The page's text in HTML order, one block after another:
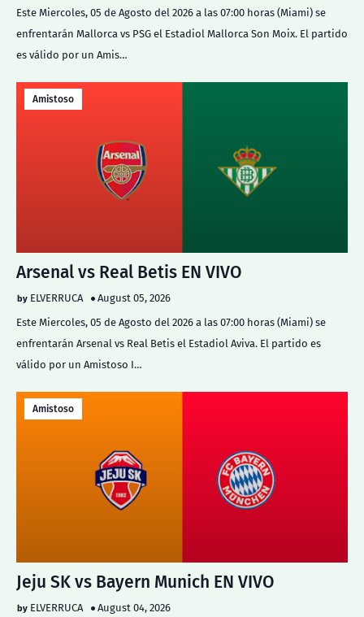
Este Miercoles, 05 de Agosto del 2026 a las 07:00 horas (Miami) se
enfrentarán Mallorca vs PSG el Estadiol Mallorca Son Moix. El partido
es válido por un Amis…
Amistoso
Arsenal vs Real Betis EN VIVO
ELVERRUCA
August 05, 2026
Este Miercoles, 05 de Agosto del 2026 a las 07:00 horas (Miami) se
enfrentarán Arsenal vs Real Betis el Estadiol Aviva. El partido es
válido por un Amistoso I…
Amistoso
Jeju SK vs Bayern Munich EN VIVO
ELVERRUCA
August 04, 2026